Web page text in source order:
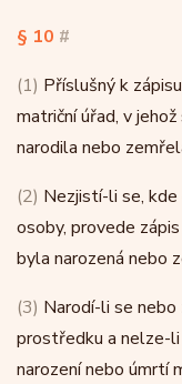
§ 10 #
(1) Příslušný k
matriční úřad, v
narodila nebo
(2) Nezjistí-li se,
osoby, provede
byla narozená nebo
(3) Narodí-li se
prostředku a nelze-
narození nebo úmrtí